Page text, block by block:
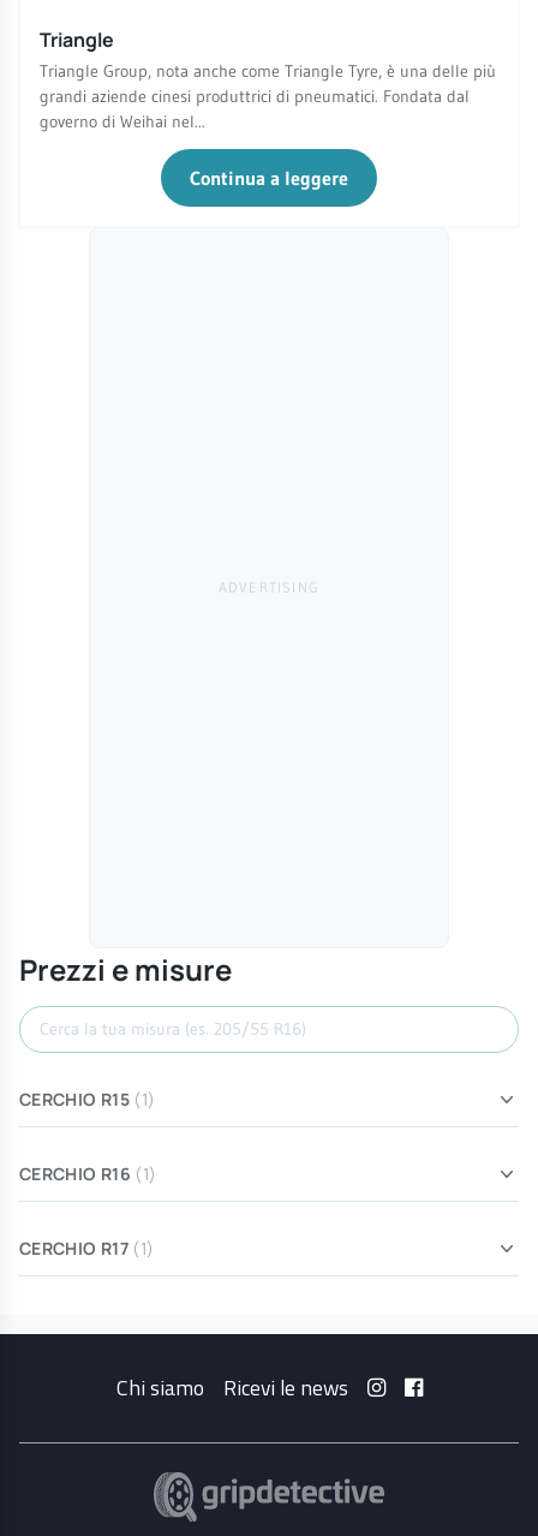
Triangle
Triangle Group, nota anche come Triangle Tyre, è una delle più
grandi aziende cinesi produttrici di pneumatici. Fondata dal
governo di Weihai nel...
Continua a leggere
Prezzi e misure
Cerca misura
CERCHIO R15 (1)
CERCHIO R16 (1)
CERCHIO R17 (1)
Chi siamo Ricevi le news